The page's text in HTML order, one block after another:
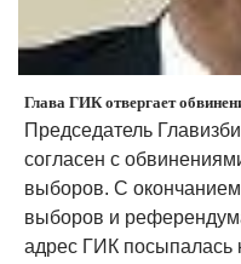
Глава ГИК отвергает
Председатель
согласен с
выборов. С окончанием
выборов и
адрес ГИК посыпалась